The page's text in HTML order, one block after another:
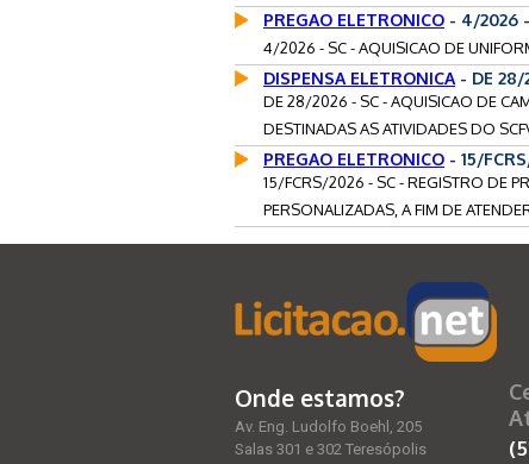
PREGAO ELETRONICO - 4/2026
4/2026 - SC - AQUISICAO DE
DISPENSA ELETRONICA - DE 28/
DE 28/2026 - SC - AQUISICAO DE
DESTINADAS AS ATIVIDADES DO
PREGAO ELETRONICO - 15/
15/FCRS/2026 - SC - REGISTRO DE
PERSONALIZADAS, A FIM DE
Onde estamos?
Av. Eng. Ludolfo Boehl, 205
Salas 301 e 302 Teresópolis